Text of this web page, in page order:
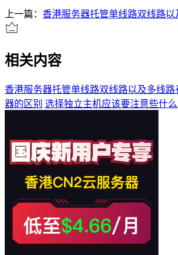
上一篇： 香港服务器托管单线路双线路以
相关内容
香港服务器托管单线路双线路以及多线路
器的区别 选择独立主机应该要注意些什么